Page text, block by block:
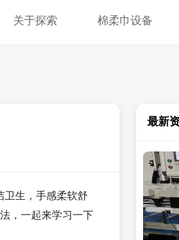
关于探索 棉柔巾设备
卫生，手感柔软舒
，一起来学习一下
最新